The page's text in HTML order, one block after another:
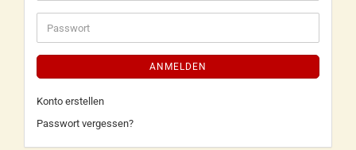
ANMELDEN
Konto erstellen
Passwort vergessen?